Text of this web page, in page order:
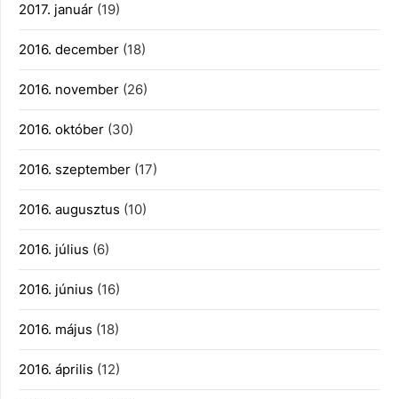
2017. január (19)
2016. december (18)
2016. november (26)
2016. október (30)
2016. szeptember (17)
2016. augusztus (10)
2016. július (6)
2016. június (16)
2016. május (18)
2016. április (12)